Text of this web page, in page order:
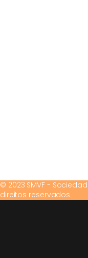
© 2023 SMVF -
direitos reservados